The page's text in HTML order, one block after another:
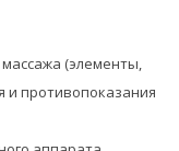
массажа (элементы,
и противопоказания